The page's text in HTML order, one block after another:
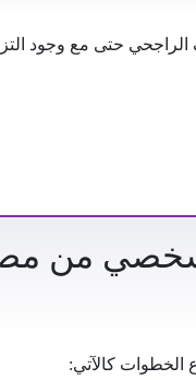
حتى مع وجود
من
كالآتي: